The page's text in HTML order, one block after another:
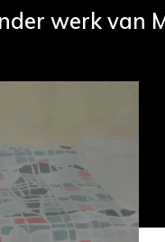
werk van